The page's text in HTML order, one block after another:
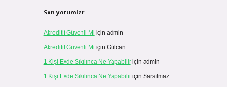
Son yorumlar
Akreditif Güvenli Mi için admin
Akreditif Güvenli Mi için Gülcan
1 Kişi Evde Sıkılınca Ne Yapabiliriçin admin
1 Kişi Evde Sıkılınca Ne Yapabiliriçin Sarsılmaz